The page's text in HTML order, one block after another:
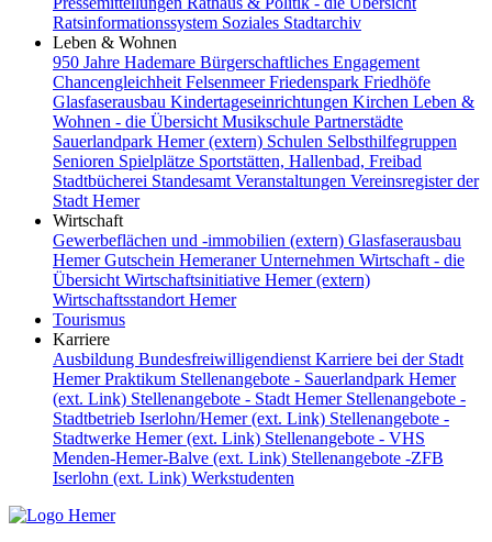
Ratsinformationssystem Soziales Stadtarchiv
Leben & Wohnen
950 Jahre Hademare Bürgerschaftliches Engagement
Chancengleichheit FelsenmeerFriedenspark Friedhöfe
Glasfaserausbau Kindertageseinrichtungen Kirchen Leben &
Wohnen - die Übersicht Musikschule Partnerstädte
Sauerlandpark Hemer (extern) Schulen Selbsthilfegruppen
Senioren Spielplätze Sportstätten, Hallenbad, Freibad
Stadtbücherei Standesamt Veranstaltungen Vereinsregister der
Stadt Hemer
Wirtschaft
Gewerbeflächen und -immobilien (extern) Glasfaserausbau
Hemer Gutschein Hemeraner Unternehmen Wirtschaft - die
Übersicht Wirtschaftsinitiative Hemer (extern)
Wirtschaftsstandort Hemer
Tourismus
Karriere
Ausbildung Bundesfreiwilligendienst Karriere bei der Stadt
HemerPraktikum Stellenangebote - Sauerlandpark Hemer
(ext. Link) Stellenangebote - Stadt Hemer Stellenangebote -
Stadtbetrieb Iserlohn/Hemer (ext. Link) Stellenangebote -
Stadtwerke Hemer (ext. Link) Stellenangebote - VHS
Menden-Hemer-Balve (ext. Link) Stellenangebote -ZFB
Iserlohn (ext. Link) Werkstudenten